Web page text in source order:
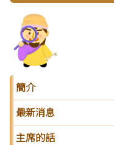
簡介
最新消息
主席的話